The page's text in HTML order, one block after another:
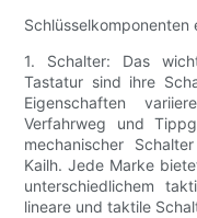
Schlüsselkomponenten
1. Schalter: Das
Tastatur sind ihre
Eigenschaften
Verfahrweg und
mechanischer
Kailh. Jede Marke
unterschiedlichem
lineare und taktile